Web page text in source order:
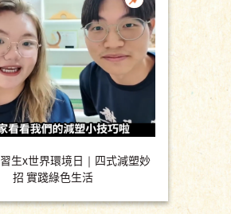
生x世界環境日｜四式減塑妙
招 實踐綠色生活